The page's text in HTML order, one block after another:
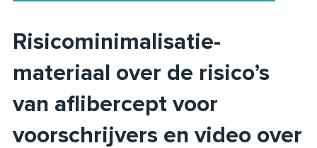
Risicominimalisatie-
materiaal over de risico’s
van aflibercept voor
voorschrijvers en video over